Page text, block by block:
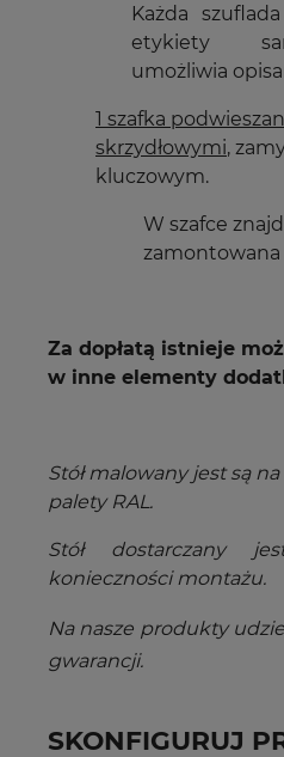
Każda
etykiety
umożliwia
1 szafka
skrzydłowymi,
kluczowym.
W szafce
zamontowana
Za dopłatą istnieje
w inne elementy
Stół malowany jest są
palety RAL.
Stół dostarczany
konieczności montażu.
Na nasze produkty
gwarancji.
SKONFIGURUJ